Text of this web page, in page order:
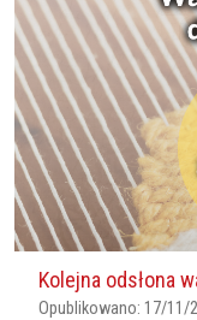
Kolejna odsłona
Opublikowano: 17/11/